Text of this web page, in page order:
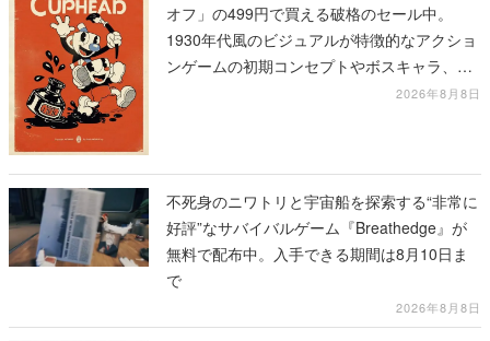
オフ」の499円で買える破格のセール中。
1930年代風のビジュアルが特徴的なアクショ
ンゲームの初期コンセプトやボスキャラ、ス
2026年8月8日
不死身のニワトリと宇宙船を探索する“非常に
好評”なサバイバルゲーム『Breathedge』が
無料で配布中。入手できる期間は8月10日ま
で
2026年8月8日